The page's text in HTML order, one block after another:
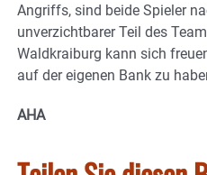
Angriffs, sind beide Spieler
unverzichtbarer Teil des
Waldkraiburg kann sich
auf der eigenen Bank zu
AHA